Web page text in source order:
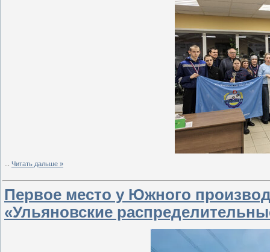
Читать дальше »
Первое место у Южного
«Ульяновские